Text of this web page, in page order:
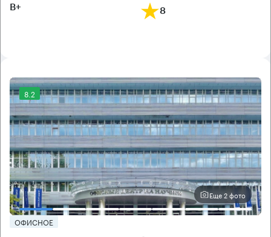
B+ 8
8.2
Еще 2 фото
ОФИСНОЕ